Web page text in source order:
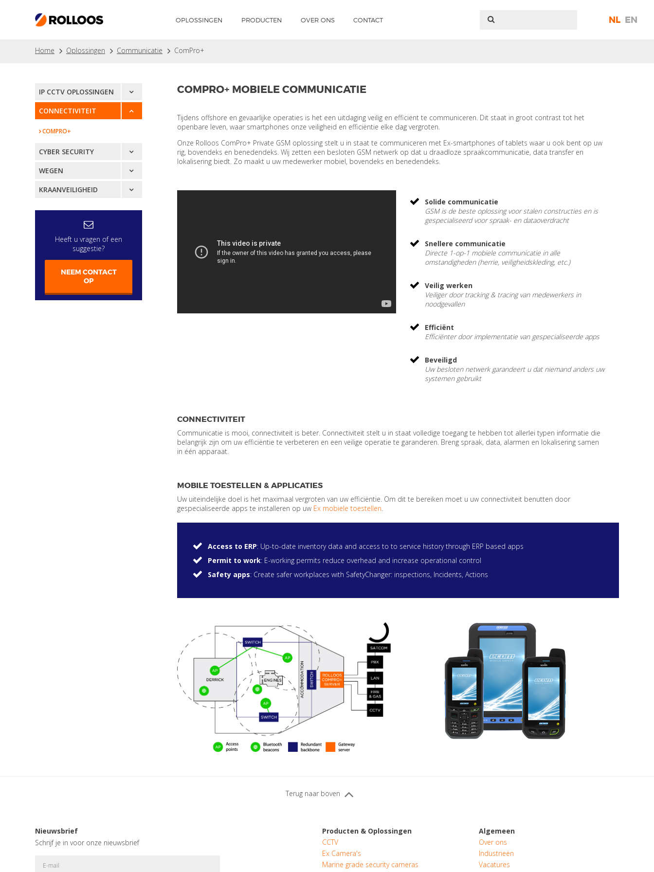
OPLOSSINGEN PRODUCTEN OVER ONS CONTACT NL EN
Home Oplossingen Communicatie ComPro+
IP CCTV OPLOSSINGEN
CONNECTIVITEIT
COMPRO+
CYBER SECURITY
WEGEN
KRAANVEILIGHEID
Heeft u vragen of een
suggestie?
NEEM CONTACT
OP
COMPRO+ MOBIELE COMMUNICATIE
Tijdens offshore en gevaarlijke operaties is het een uitdaging veilig en efficiënt te communiceren. Dit staat in groot contrast tot het
openbare leven, waar smartphones onze veiligheid en efficiëntie elke dag vergroten.
Onze Rolloos ComPro+ Private GSM oplossing stelt u in staat te communiceren met Ex-smartphones of tablets waar u ook bent op uw
rig, bovendeks en benedendeks. Wij zetten een besloten GSM netwerk op dat u draadloze spraakcommunicatie, data transfer en
lokalisering biedt. Zo maakt u uw medewerker mobiel, bovendeks en benedendeks.
Solide communicatie
GSM is de beste oplossing voor stalen constructies en is
gespecialiseerd voor spraak- en dataoverdracht
Snellere communicatie
Directe 1-op-1 mobiele communicatie in alle
omstandigheden (herrie, veiligheidskleding, etc.)
Veilig werken
Veiliger door tracking & tracing van medewerkers in
noodgevallen
Efficiënt
Efficiënter door implementatie van gespecialiseerde apps
Beveiligd
Uw besloten netwerk garandeert u dat niemand anders uw
systemen gebruikt
CONNECTIVITEIT
Communicatie is mooi, connectiviteit is beter. Connectiviteit stelt u in staat volledige toegang te hebben tot allerlei typen informatie die
belangrijk zijn om uw efficiëntie te verbeteren en een veilige operatie te garanderen. Breng spraak, data, alarmen en lokalisering samen
in één apparaat.
MOBILE TOESTELLEN & APPLICATIES
Uw uiteindelijke doel is het maximaal vergroten van uw efficiëntie. Om dit te bereiken moet u uw connectiviteit benutten door
gespecialiseerde apps te installeren op uw Ex mobiele toestellen.
Access to ERP: Up-to-date inventory data and access to to service history through ERP based apps
Permit to work: E-working permits reduce overhead and increase operational control
Safety apps: Create safer workplaces with SafetyChanger: inspections, Incidents, Actions
Terug naar boven
Nieuwsbrief
Schrijf je in voor onze nieuwsbrief
Producten & Oplossingen
CCTV
Ex Camera's
Marine grade security cameras
Algemeen
Over ons
Industrieën
Vacatures